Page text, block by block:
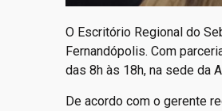
O Escritório Regional do
Fernandópolis. Com
das 8h às 18h, na sede da
De acordo com o gerente